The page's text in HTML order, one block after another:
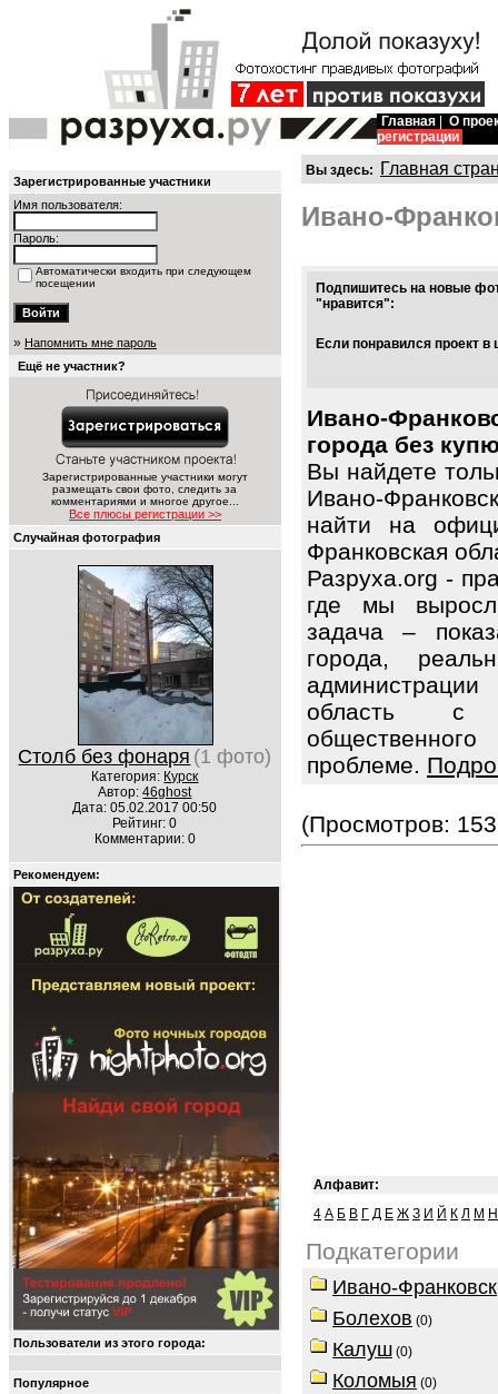
Главная
О
регистрации
Зарегистрированные участники
Имя пользователя:
Пароль:
Автоматически входить при следующем
посещении
» Напомнить мне пароль
Ещё не участник?
Зарегистрированные участники могут
размещать свои фото, следить за
комментариями и многое другое...
Все плюсы регистрации >>
Случайная фотография
Столб без фонаря (1 фото)
Категория: Курск
Автор:46ghost
Дата: 05.02.2017 00:50
Рейтинг: 0
Комментарии: 0
Рекомендуем:
Пользователи из этого города:
Популярное
Вы здесь: Главная
Ивано-
Подпишитесь на новые
"нравится":
Если понравился проект
Ивано-
города без
Вы найдете
Ивано-
найти на
Франковская
Разруха.org -
где мы
задача –
города,
область с
проблеме.
(Просмотров:
Алфавит:
4 А Б В Г Д Е Ж З И Й К Л М Н
Подкатегории
Ивано-Франковск
Болехов (0)
Калуш (0)
Коломыя (0)